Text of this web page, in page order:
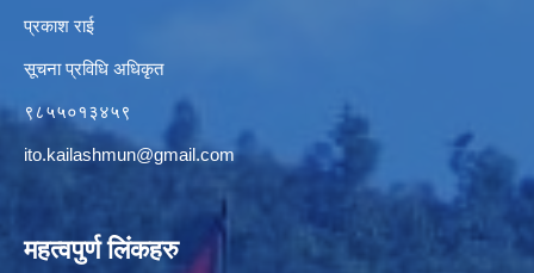
प्रकाश राई
सूचना प्रविधि अधिकृत
९८५५०१३४५९
ito.kailashmun@gmail.com
महत्वपुर्ण लिंकहरु